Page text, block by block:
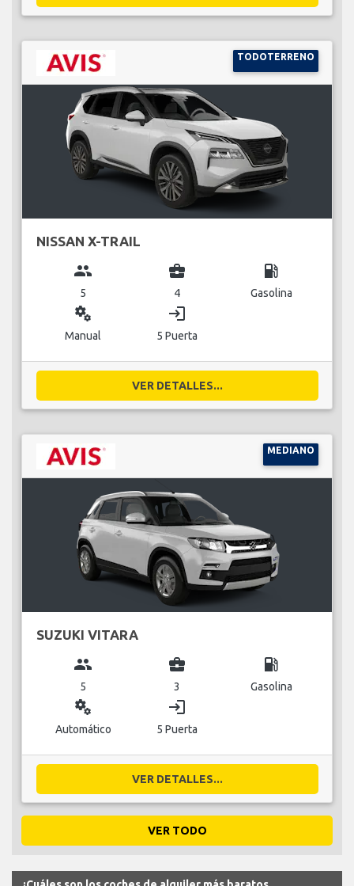
TODOTERRENO
NISSAN X-TRAIL
group
5
business_center
4
local_gas_station
Gasolina
miscellaneous_services
Manual
login
5 Puerta
VER DETALLES...
MEDIANO
SUZUKI VITARA
group
5
business_center
3
local_gas_station
Gasolina
miscellaneous_services
Automático
login
5 Puerta
VER DETALLES...
VER TODO